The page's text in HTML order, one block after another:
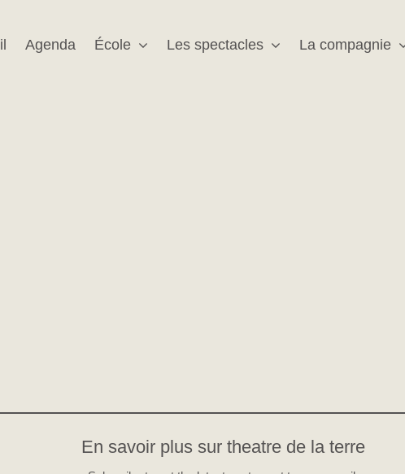
Agenda École Les spectacles La compagnie
En savoir plus sur theatre de la terre